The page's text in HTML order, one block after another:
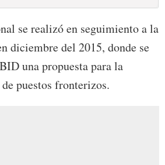
se realizó en seguimiento a la
diciembre del 2015, donde se
una propuesta para la
puestos fronterizos.